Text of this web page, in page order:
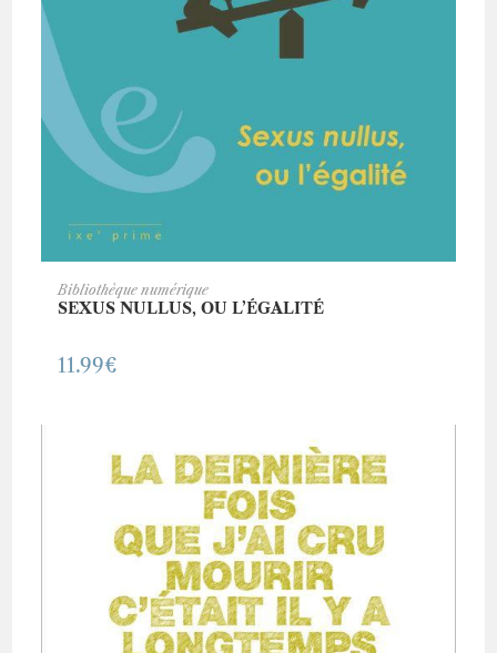
ACHETER CE LIVRE
Bibliothèque numérique
SEXUS NULLUS, OU L’ÉGALITÉ
11.99€